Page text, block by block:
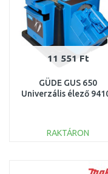
11 551 Ft
GÜDE GUS 650
Univerzális élező
RAKTÁRON
Összehasonlítás